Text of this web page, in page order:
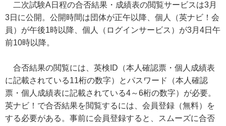
二次試験A日程の合否結果・成績表の閲覧サービスは3月
3日に公開。公開時間は団体が正午以降、個人（英ナビ！会
員）が午後1時以降、個人（ログインサービス）が3月4日午
前10時以降。
合否結果の閲覧には、英検ID（本人確認票・個人成績表
に記載されている11桁の数字）とパスワード（本人確認
票・個人成績表に記載されている4～6桁の数字）が必要。
英ナビ！で合否結果を閲覧するには、会員登録（無料）を
する必要がある。事前に会員登録すると、スムーズに合否